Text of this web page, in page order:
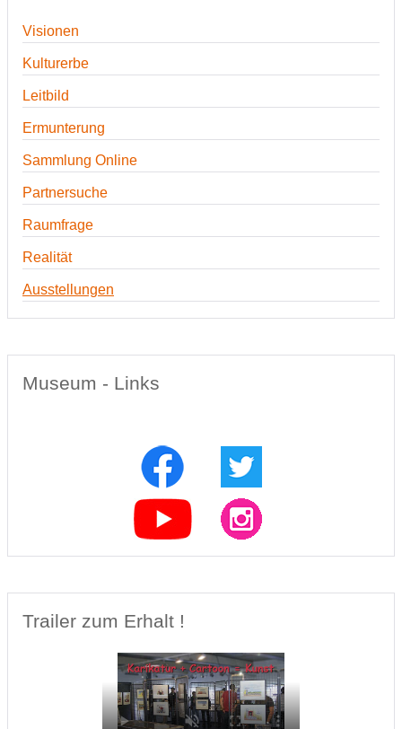
Visionen
Kulturerbe
Leitbild
Ermunterung
Sammlung Online
Partnersuche
Raumfrage
Realität
Ausstellungen
Museum - Links
Trailer zum Erhalt !